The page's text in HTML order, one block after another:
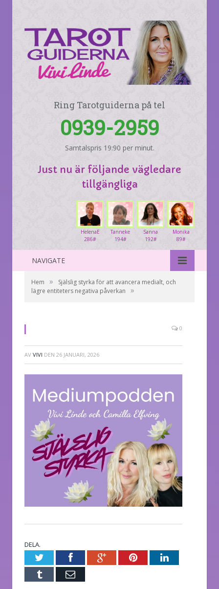
Ring Tarotguiderna på tel
0939-2959
Samtalspris 19:90 per minut.
Just nu är följande vägledare
tillgängliga
Monika
89#
Sanna
192#
Tanneke
194#
HelenaE
286#
NAVIGATE
Hem »
Själslig styrka för att avancera medialt, och
lägre entiteters negativa påverkan
»
0
AV VIVI DEN 26 JANUARI, 2026
DELA.
TwitterFacebookGoogle+PinterestLinkedIn
Tumblr E-